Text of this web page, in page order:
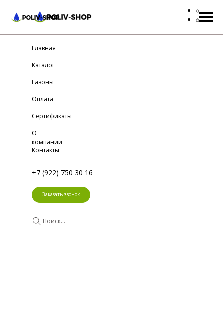
Заказать звонок
+7 (922) 750 30 16
Главная
Каталог
Газоны
Оплата
Сертификаты
О
компании
Контакты
Поиск...